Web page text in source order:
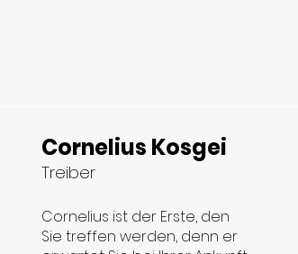
Cornelius Kosgei
Treiber
Cornelius ist der Erste, den
Sie treffen werden, denn er